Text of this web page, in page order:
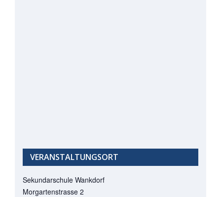
VERANSTALTUNGSORT
Sekundarschule Wankdorf
Morgartenstrasse 2